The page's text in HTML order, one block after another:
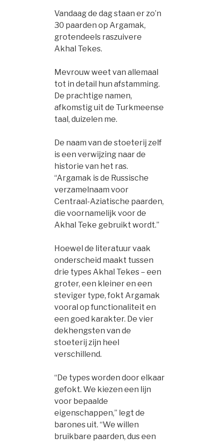
Vandaag de dag staan er zo’n
30 paarden op Argamak,
grotendeels raszuivere
Akhal Tekes.
Mevrouw weet van allemaal
tot in detail hun afstamming.
De prachtige namen,
afkomstig uit de Turkmeense
taal, duizelen me.
De naam van de stoeterij zelf
is een verwijzing naar de
historie van het ras.
“Argamak is de Russische
verzamelnaam voor
Centraal-Aziatische paarden,
die voornamelijk voor de
Akhal Teke gebruikt wordt.”
Hoewel de literatuur vaak
onderscheid maakt tussen
drie types Akhal Tekes – een
groter, een kleiner en een
steviger type, fokt Argamak
vooral op functionaliteit en
een goed karakter. De vier
dekhengsten van de
stoeterij zijn heel
verschillend.
“De types worden door elkaar
gefokt. We kiezen een lijn
voor bepaalde
eigenschappen,” legt de
barones uit. “We willen
bruikbare paarden, dus een